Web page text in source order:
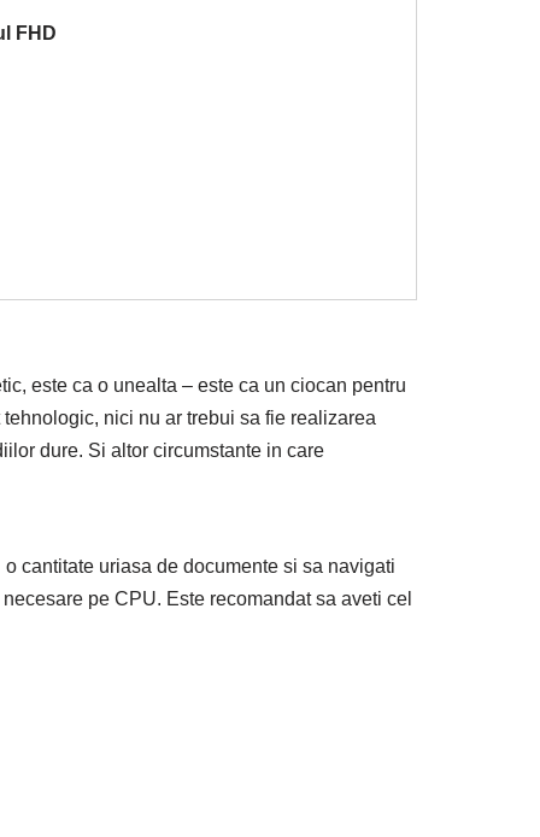
FHD
este ca o unealta – este ca un ciocan pentru
nici nu ar trebui sa fie realizarea
dure. Si altor circumstante in care
cantitate uriasa de documente si sa navigati
pe CPU. Este recomandat sa aveti cel